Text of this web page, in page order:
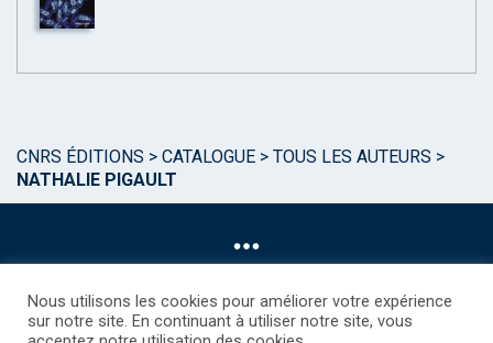
CNRS ÉDITIONS > CATALOGUE > TOUS LES AUTEURS >
NATHALIE PIGAULT
Nous utilisons les cookies pour améliorer votre expérience
sur notre site. En continuant à utiliser notre site, vous